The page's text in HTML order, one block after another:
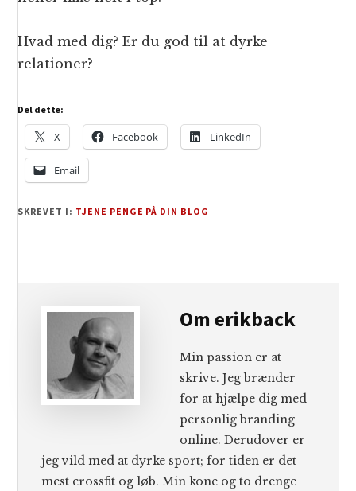
Hvad med dig? Er du god til at dyrke
relationer?
Del dette:
X Facebook LinkedIn
Email
SKREVET I: TJENE PENGE PÅ DIN BLOG
Omerikback
Min passion er at
skrive. Jeg brænder
for at hjælpe dig med
personlig branding
online. Derudover er
jeg vild med at dyrke sport; for tiden er det
mest crossfit og løb. Min kone og to drenge